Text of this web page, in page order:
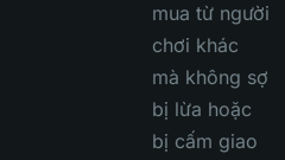
mua từ người
chơi khác
mà không sợ
bị lừa hoặc
bị cấm giao